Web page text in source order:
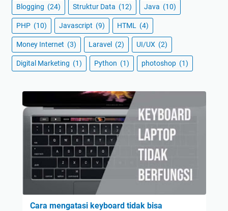
Blogging (24) Struktur Data (12) Java (10)
PHP (10) Javascript (9) HTML (4)
Money Internet (3) Laravel (2) UI/UX (2)
Digital Marketing (1) Python (1) photoshop (1)
Cara mengatasi keyboard tidak bisa